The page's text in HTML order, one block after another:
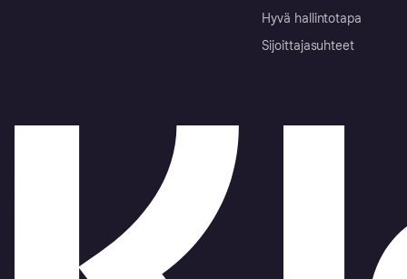
Hyvä hallintotapa
Sijoittajasuhteet